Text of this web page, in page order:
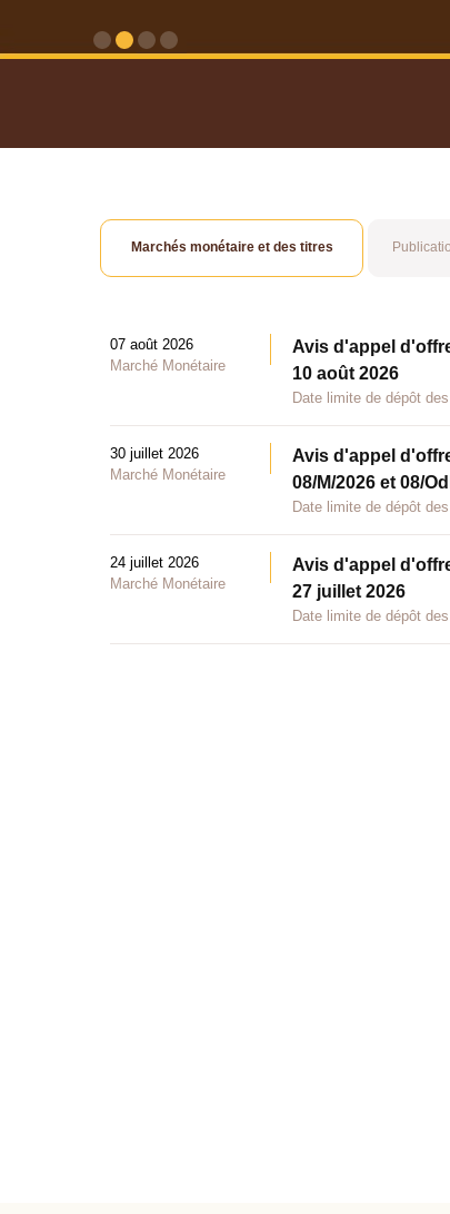
Marchés monétaire et des titres
07 août 2026
Marché Monétaire
Avis d'appel
10 août 2026
Date limite de dépôt
30 juillet 2026
Marché Monétaire
Avis d'appel
08/M/2026 et 08/
Date limite de dépôt
24 juillet 2026
Marché Monétaire
Avis d'appel
27 juillet 2026
Date limite de dépôt